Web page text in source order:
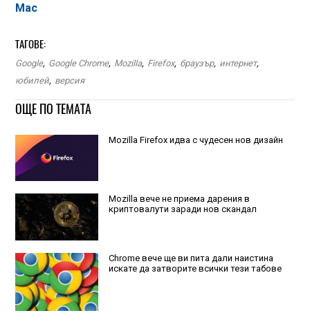
Mac
ТАГОВЕ:
Google, Google Chrome, Mozilla, Firefox, браузър, интернет,
юбилей, версия
ОЩЕ ПО ТЕМАТА
Mozilla Firefox идва с чудесен нов дизайн
Mozilla вече не приема дарения в
криптовалути заради нов скандал
Chrome вече ще ви пита дали наистина
искате да затворите всички тези табове